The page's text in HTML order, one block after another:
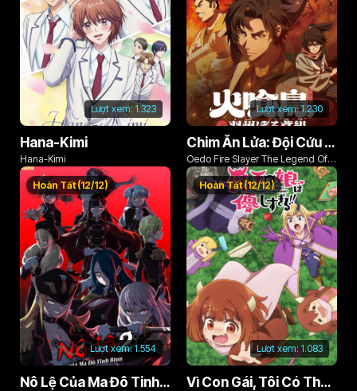
Lượt xem: 1.323
Hana-Kimi
Hana-Kimi
Lượt xem:1.230
Chim Ăn Lửa: Đội Cứu Hỏa Rách Rưới Vùng Ushu
Oedo Fire Slayer The Legend Of
Phoenix
Lượt xem:1.554
Hoàn Tất (12/12)
Nô Lệ Của Ma Đô Tinh Binh (Phần 2)
Lượt xem:1.083
Hoàn Tất (12/12)
Vì Con Gái, Tôi Có Thể Đánh Bại Cả Ma Vương